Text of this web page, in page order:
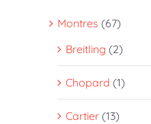
Montres (67)
Breitling (2)
Chopard (1)
Cartier (13)